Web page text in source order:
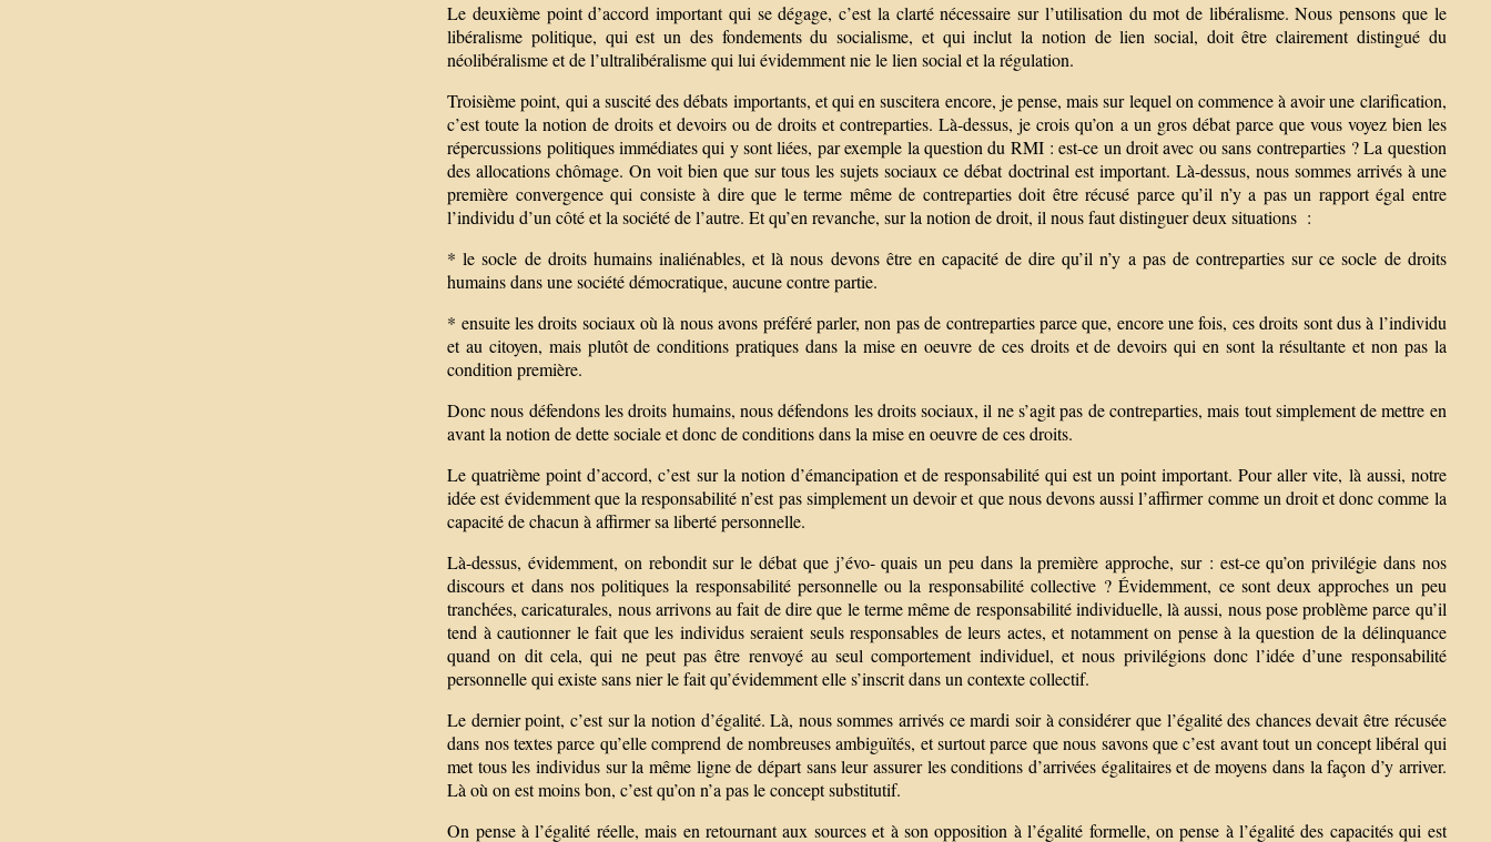
Le deuxième point d’accord important qui se dégage, c’est la clarté nécessaire sur l’utilisation du mot de libéralisme. Nous pensons que le
libéralisme politique, qui est un des fondements du socialisme, et qui inclut la notion de lien social, doit être clairement distingué du
néolibéralisme et de l’ultralibéralisme qui lui évidemment nie le lien social et la régulation.
Troisième point, qui a suscité des débats importants, et qui en suscitera encore, je pense, mais sur lequel on commence à avoir une clarification,
c’est toute la notion de droits et devoirs ou de droits et contreparties. Là-dessus, je crois qu’on a un gros débat parce que vous voyez bien les
répercussions politiques immédiates qui y sont liées, par exemple la question du RMI : est-ce un droit avec ou sans contreparties ? La question
des allocations chômage. On voit bien que sur tous les sujets sociaux ce débat doctrinal est important. Là-dessus, nous sommes arrivés à une
première convergence qui consiste à dire que le terme même de contreparties doit être récusé parce qu’il n’y a pas un rapport égal entre
l’individu d’un côté et la société de l’autre. Et qu’en revanche, sur la notion de droit, il nous faut distinguer deux situations :
* le socle de droits humains inaliénables, et là nous devons être en capacité de dire qu’il n’y a pas de contreparties sur ce socle de droits
humains dans une société démocratique, aucune contre partie.
* ensuite les droits sociaux où là nous avons préféré parler, non pas de contreparties parce que, encore une fois, ces droits sont dus à l’individu
et au citoyen, mais plutôt de conditions pratiques dans la mise en oeuvre de ces droits et de devoirs qui en sont la résultante et non pas la
condition première.
Donc nous défendons les droits humains, nous défendons les droits sociaux, il ne s’agit pas de contreparties, mais tout simplement de mettre en
avant la notion de dette sociale et donc de conditions dans la mise en oeuvre de ces droits.
Le quatrième point d’accord, c’est sur la notion d’émancipation et de responsabilité qui est un point important. Pour aller vite, là aussi, notre
idée est évidemment que la responsabilité n’est pas simplement un devoir et que nous devons aussi l’affirmer comme un droit et donc comme la
capacité de chacun à affirmer sa liberté personnelle.
Là-dessus, évidemment, on rebondit sur le débat que j’évo- quais un peu dans la première approche, sur : est-ce qu’on privilégie dans nos
discours et dans nos politiques la responsabilité personnelle ou la responsabilité collective ? Évidemment, ce sont deux approches un peu
tranchées, caricaturales, nous arrivons au fait de dire que le terme même de responsabilité individuelle, là aussi, nous pose problème parce qu’il
tend à cautionner le fait que les individus seraient seuls responsables de leurs actes, et notamment on pense à la question de la délinquance
quand on dit cela, qui ne peut pas être renvoyé au seul comportement individuel, et nous privilégions donc l’idée d’une responsabilité
personnelle qui existe sans nier le fait qu’évidemment elle s’inscrit dans un contexte collectif.
Le dernier point, c’est sur la notion d’égalité. Là, nous sommes arrivés ce mardi soir à considérer que l’égalité des chances devait être récusée
dans nos textes parce qu’elle comprend de nombreuses ambiguïtés, et surtout parce que nous savons que c’est avant tout un concept libéral qui
met tous les individus sur la même ligne de départ sans leur assurer les conditions d’arrivées égalitaires et de moyens dans la façon d’y arriver.
Là où on est moins bon, c’est qu’on n’a pas le concept substitutif.
On pense à l’égalité réelle, mais en retournant aux sources et à son opposition à l’égalité formelle, on pense à l’égalité des capacités qui est